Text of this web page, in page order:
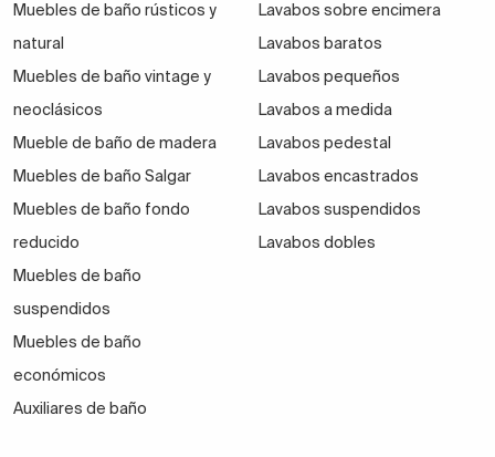
Muebles de baño rústicos y
natural
Muebles de baño vintage y
neoclásicos
Mueble de baño de madera
Muebles de baño Salgar
Muebles de baño fondo
reducido
Muebles de baño
suspendidos
Muebles de baño
económicos
Auxiliares de baño
Lavabos sobre encimera
Lavabos baratos
Lavabos pequeños
Lavabos a medida
Lavabos pedestal
Lavabos encastrados
Lavabos suspendidos
Lavabos dobles